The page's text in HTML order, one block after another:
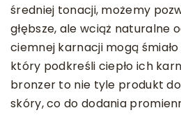
średniej tonacji, możemy
głębsze, ale wciąż naturalne
ciemnej karnacji mogą
który podkreśli ciepło ich
bronzer to nie tyle produkt
skóry, co do dodania